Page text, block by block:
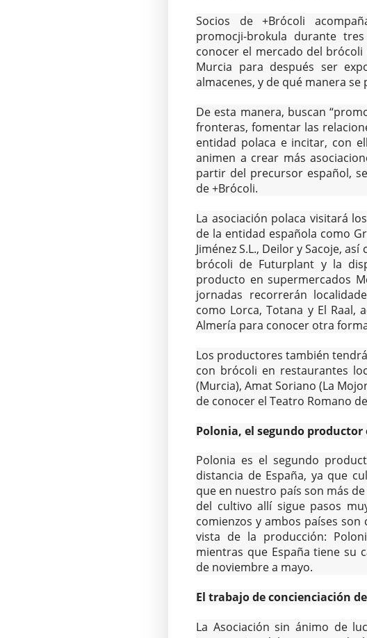
Socios de +Brócoli
promocji-brokula durante
conocer el mercado del
Murcia para después ser
almacenes, y de qué manera
De esta manera, buscan
fronteras, fomentar las
entidad polaca e incitar, con
animen a crear más
partir del precursor español,
de +Brócoli.
La asociación polaca visitará
de la entidad española como
Jiménez S.L., Deilor y Sacoje,
brócoli de Futurplant y la
producto en supermercados
jornadas recorrerán
como Lorca, Totana y El Raal,
Almería para conocer otra
Los productores también
con brócoli en restaurantes
(Murcia), Amat Soriano (La
de conocer el Teatro Romano
Polonia, el segundo productor
Polonia es el segundo
distancia de España, ya que
que en nuestro país son más
del cultivo allí sigue pasos
comienzos y ambos países
vista de la producción:
mientras que España tiene su
de noviembre a mayo.
El trabajo de concienciación
La Asociación sin ánimo de